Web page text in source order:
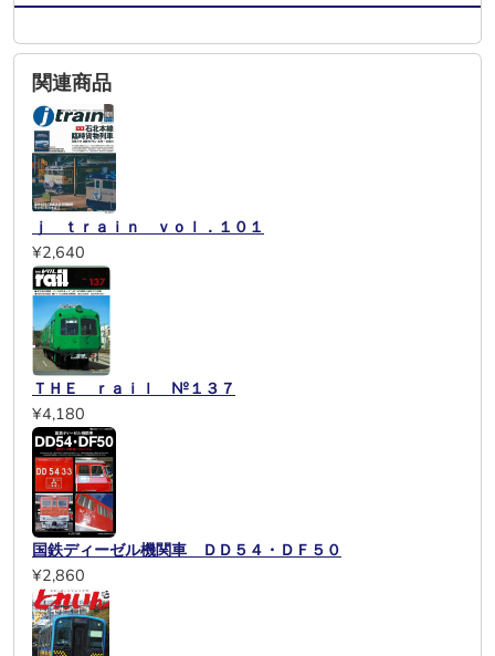
関連商品
ｊ ｔｒａｉｎ ｖｏｌ．１０１
¥2,640
ＴＨＥ ｒａｉｌ №１３７
¥4,180
国鉄ディーゼル機関車 ＤＤ５４・ＤＦ５０
¥2,860